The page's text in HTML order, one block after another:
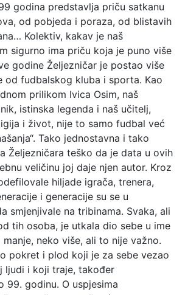
godina predstavlja priču satkanu
od pobjeda i poraza, od blistavih
Kolektiv, kakav je naš
sigurno ima priču koja je puno više
godine Željezničar je postao više
od fudbalskog kluba i sporta. Kao
prilikom Ivica Osim, naš
istinska legenda i naš učitelj,
i život, nije to samo fudbal već
Tako jednostavna i tako
Željezničara teško da je data u ovih
veličinu joj daje njen autor. Kroz
hiljade igrača, trenera,
i generacije su se u
smjenjivale na tribinama. Svaka, ali
tih osoba, je utkala dio sebe u ime
manje, neko više, ali to nije važno.
pokret i plod koji je za sebe vezao
ljudi i koji traje, također
99. godinu. O uspjesima